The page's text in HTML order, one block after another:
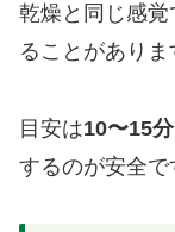
乾燥と同じ感
ることがありま
目安は10〜15分
するのが安全で